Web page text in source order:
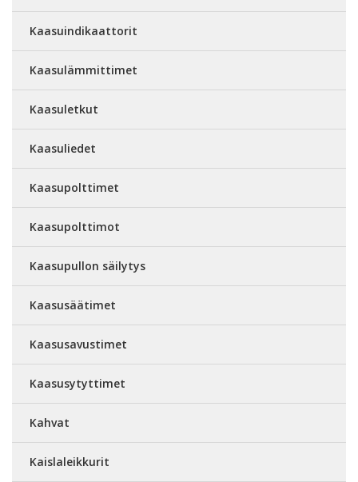
Kaasuindikaattorit
Kaasulämmittimet
Kaasuletkut
Kaasuliedet
Kaasupolttimet
Kaasupolttimot
Kaasupullon säilytys
Kaasusäätimet
Kaasusavustimet
Kaasusytyttimet
Kahvat
Kaislaleikkurit